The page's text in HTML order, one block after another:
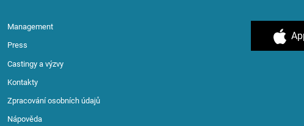
Management
Press
Castingy a výzvy
Kontakty
Zpracování osobních údajů
Nápověda